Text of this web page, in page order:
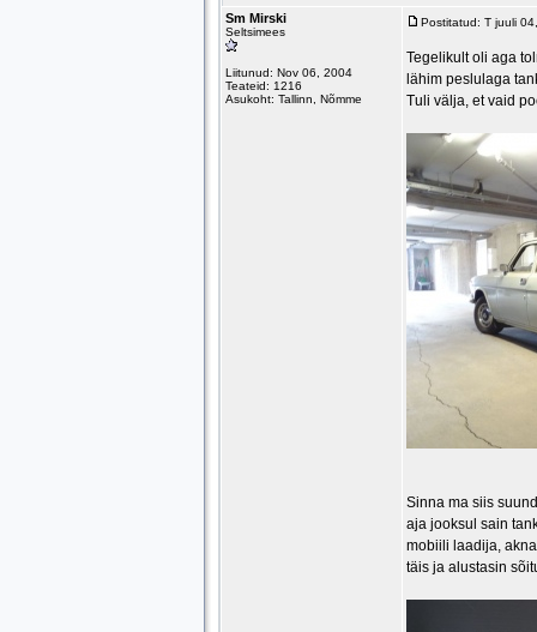
Sm Mirski
Seltsimees
Liitunud: Nov 06, 2004
Teateid: 1216
Asukoht: Tallinn, Nõmme
Postitatud: T juuli
Tegelikult oli aga
lähim peslulaga
Tuli välja, et vaid
Sinna ma siis
aja jooksul sain
mobiili laadija,
täis ja alustasin